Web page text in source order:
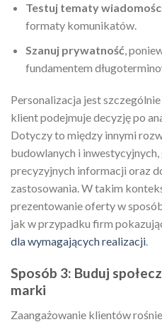
Testuj tematy
formaty komunikatów.
Szanuj prywatność ,
fundamentem
Personalizacja jest
klient podejmuje decyzję po
Dotyczy to między innymi
budowlanych i
precyzyjnych informacji oraz
zastosowania. W takim
prezentowanie oferty w
jak w przypadku firm
dla wymagających realizacji.
Sposób 3: Buduj
marki
Zaangażowanie klientów